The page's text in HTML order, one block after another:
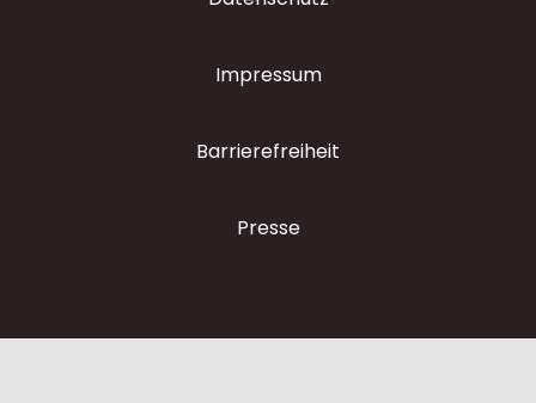
Impressum
Barrierefreiheit
Presse